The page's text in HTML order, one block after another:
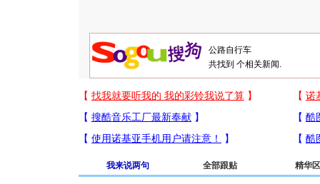
共找到 个相关新闻.
我来说两句 全部跟贴 精华区